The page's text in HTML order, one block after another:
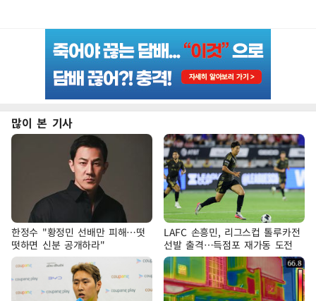
많이 본 기사
한정수 "황정민 선배만 피해…떳
떳하면 신분 공개하라"
LAFC 손흥민, 리그스컵 톨루카전
선발 출격…득점포 재가동 도전